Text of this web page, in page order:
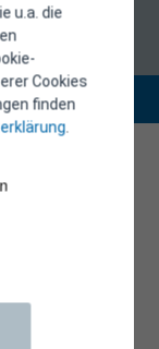
u.a. die
Cookies
finden
.